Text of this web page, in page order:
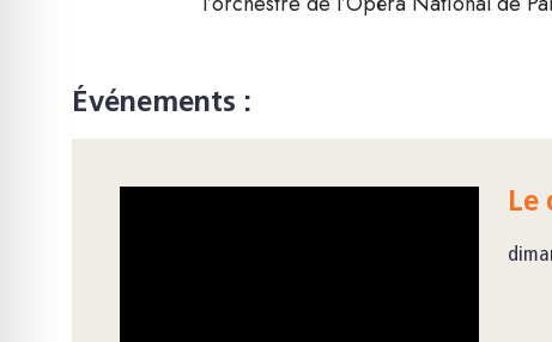
Événements :
Le